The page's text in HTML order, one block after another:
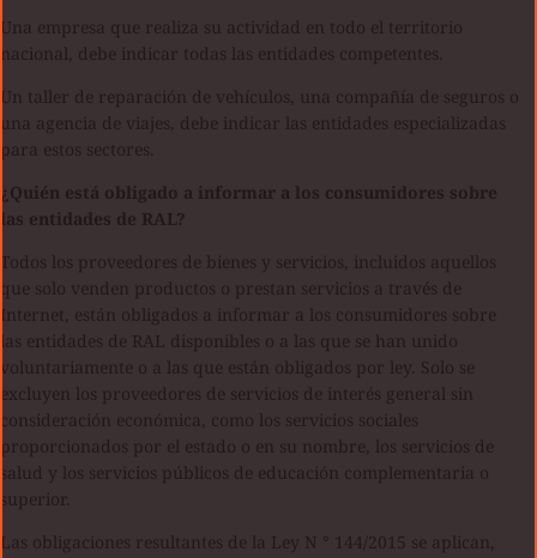
Una empresa que realiza su actividad en todo el territorio
nacional, debe indicar todas las entidades competentes.
Un taller de reparación de vehículos, una compañía de seguros o
una agencia de viajes, debe indicar las entidades especializadas
para estos sectores.
¿Quién está obligado a informar a los consumidores sobre
las entidades de RAL?
Todos los proveedores de bienes y servicios, incluidos aquellos
que solo venden productos o prestan servicios a través de
Internet, están obligados a informar a los consumidores sobre
las entidades de RAL disponibles o a las que se han unido
voluntariamente o a las que están obligados por ley. Solo se
excluyen los proveedores de servicios de interés general sin
consideración económica, como los servicios sociales
proporcionados por el estado o en su nombre, los servicios de
salud y los servicios públicos de educación complementaria o
superior.
Las obligaciones resultantes de la Ley N ° 144/2015 se aplican,